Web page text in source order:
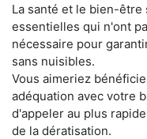
La santé et le bien-
essentielles qui n'ont
nécessaire pour
sans nuisibles.
Vous aimeriez
adéquation avec votre
d'appeler au plus
de la dératisation.